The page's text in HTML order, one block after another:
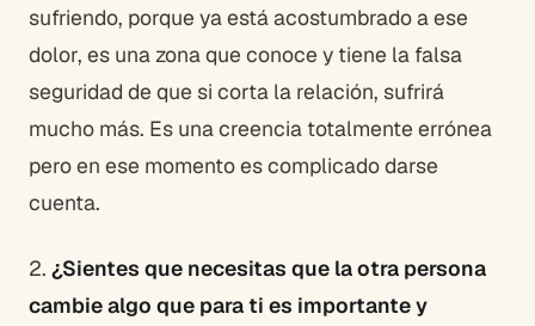
sufriendo, porque ya está acostumbrado a ese
dolor, es una zona que conoce y tiene la falsa
seguridad de que si corta la relación, sufrirá
mucho más. Es una creencia totalmente errónea
pero en ese momento es complicado darse
cuenta.
2. ¿Sientes que necesitas que la otra persona
cambie algo que para ti es importante y